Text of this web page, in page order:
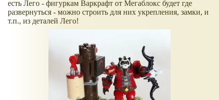
есть Лего - фигуркам Варкрафт от Мегаблокс будет где
развернуться - можно строить для них укрепления, замки, и
т.п., из деталей Лего!